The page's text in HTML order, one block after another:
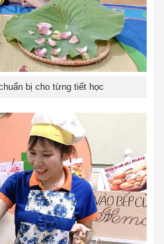
bị cho từng tiết học